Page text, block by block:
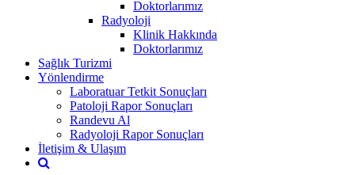
Doktorlarımız
Radyoloji
Klinik Hakkında
Doktorlarımız
Sağlık Turizmi
Yönlendirme
Laboratuar Tetkit Sonuçları
Patoloji Rapor Sonuçları
Randevu Al
Radyoloji Rapor Sonuçları
İletişim & Ulaşım